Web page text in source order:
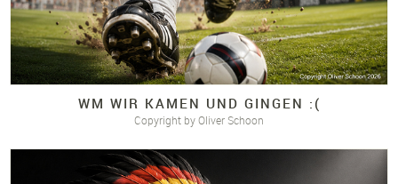
WM WIR KAMEN UND GINGEN :(
Copyright by Oliver Schoon